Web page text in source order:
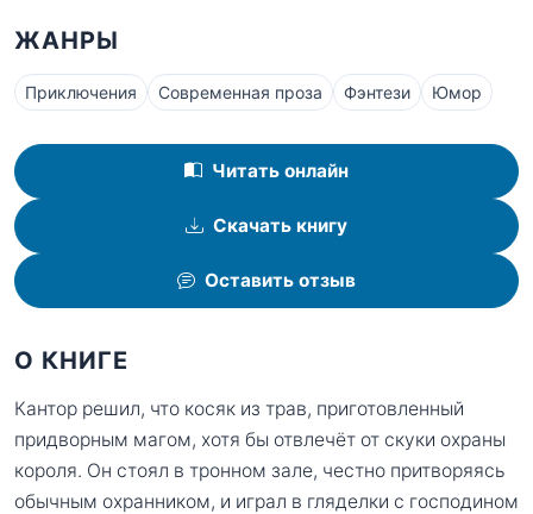
ЖАНРЫ
Приключения Современная проза Фэнтези Юмор
Читать онлайн
Скачать книгу
Оставить отзыв
О КНИГЕ
Кантор решил, что косяк из трав, приготовленный
придворным магом, хотя бы отвлечёт от скуки охраны
короля. Он стоял в тронном зале, честно притворяясь
обычным охранником, и играл в гляделки с господином